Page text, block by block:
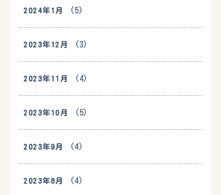
2024年1月 (5)
2023年12月 (3)
2023年11月 (4)
2023年10月 (5)
2023年9月 (4)
2023年8月 (4)